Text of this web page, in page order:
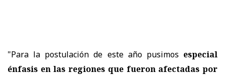
"Para la postulación de este año pusimos especial
énfasis en las regiones que fueron afectadas por